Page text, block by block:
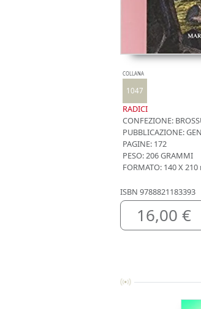
COLLANA
1047
RADICI
CONFEZIONE:
PUBBLICAZIONE:
PAGINE: 172
PESO: 206 GRAMMI
FORMATO: 140 X 210
ISBN 9788821183393
16,00 €